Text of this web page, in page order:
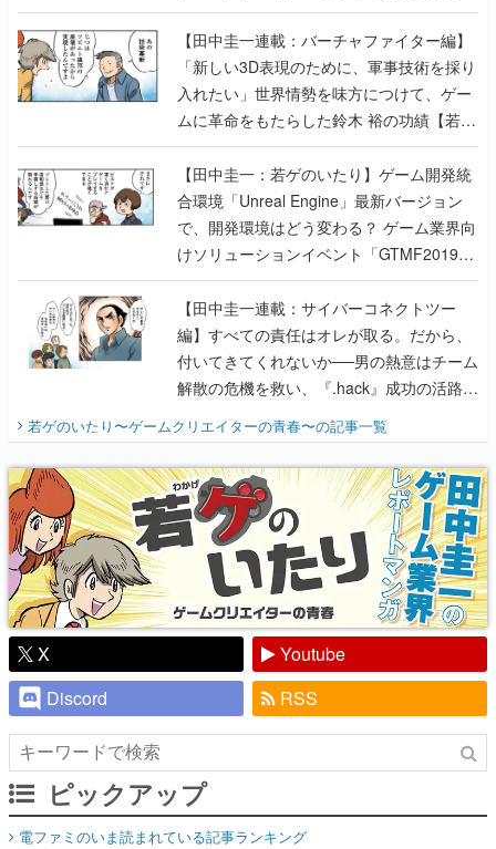
【若ゲのいたり最終回】
【田中圭一連載：バーチャファイター編】
「新しい3D表現のために、軍事技術を採り
入れたい」世界情勢を味方につけて、ゲー
ムに革命をもたらした鈴木 裕の功績【若ゲ
のいたり】
【田中圭一：若ゲのいたり】ゲーム開発統
合環境「Unreal Engine」最新バージョン
で、開発環境はどう変わる？ ゲーム業界向
けソリューションイベント「GTMF2019」
に行って、より理解を深めよう【PR】
【田中圭一連載：サイバーコネクトツー
編】すべての責任はオレが取る。だから、
付いてきてくれないか──男の熱意はチーム
解散の危機を救い、『.hack』成功の活路を
開く。業界の快男児・松山 洋に流れる血は
『少年ジャンプ』色だった【若ゲのいた
り】
若ゲのいたり〜ゲームクリエイターの青春〜の記事一覧
X
Youtube
Discord
RSS
ピックアップ
電ファミのいま読まれている記事ランキング